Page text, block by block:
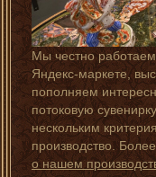
Мы честно
Яндекс-маркете,
пополняем
потоковую
нескольким
производство.
о нашем